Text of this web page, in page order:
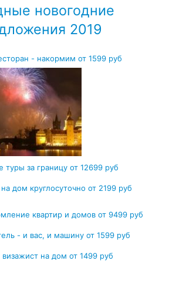
новогодние
2019
- накормим от 1599 руб
туры за границу от 12699 руб
дом круглосуточно от 2199 руб
квартир и домов от 9499 руб
- и вас, и машину от 1599 руб
на дом от 1499 руб